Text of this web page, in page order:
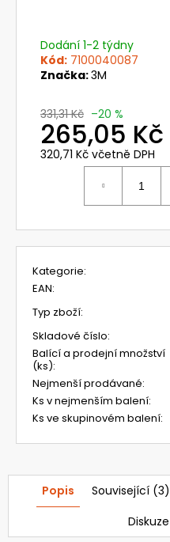
Dodání 1-2 týdny
Kód: 7100040087
Značka:3M
331,31 Kč –20 %
265,05 Kč
320,71 Kč včetně DPH
Kategorie:
EAN:
Typ zboží:
Skladové číslo:
Balící a prodejní množství
(ks):
Nejmenší prodávané:
Ks v nejmenším balení:
Ks ve skupinovém balení:
Popis Související (3)
Diskuze
381+
OCHRANNÝ
KRYT
PRO
FILTRAČNÍ
JEDNOTKY
3M
VERSAFLO
SÉRIE
TR-
300
628,30
Kč
785,38